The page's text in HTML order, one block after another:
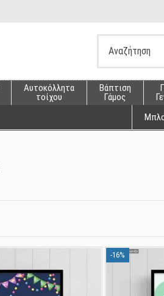
Αυτοκόλλητα
τοίχου
Βάπτιση
Γάμος
-16%